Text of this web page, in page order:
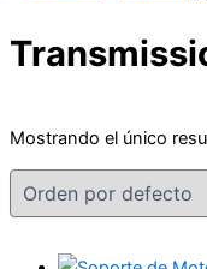
Mostrando el único